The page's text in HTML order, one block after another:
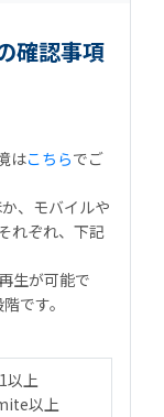
確認事項
はこちらでご
、モバイルや
れぞれ、下記
生が可能で
です。
以上
以上